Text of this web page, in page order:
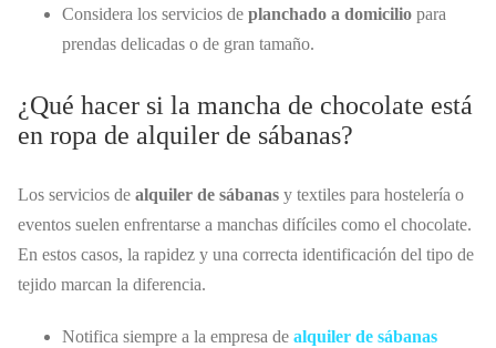
Considera los servicios de planchado a domicilio para
prendas delicadas o de gran tamaño.
¿Qué hacer si la mancha de chocolate está
en ropa de alquiler de sábanas?
Los servicios de alquiler de sábanas y textiles para hostelería o
eventos suelen enfrentarse a manchas difíciles como el chocolate.
En estos casos, la rapidez y una correcta identificación del tipo de
tejido marcan la diferencia.
Notifica siempre a la empresa de alquiler de sábanas